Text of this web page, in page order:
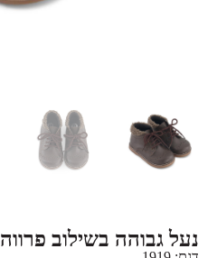
נעל גבוהה בשילוב פרווה